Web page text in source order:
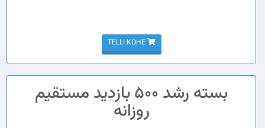
TELLI KOHE
بسته رشد 500 بازدید مستقیم
روزانه